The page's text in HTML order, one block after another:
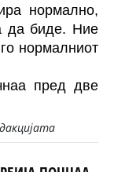
нормално,
да биде. Ние
нормалниот
пред две